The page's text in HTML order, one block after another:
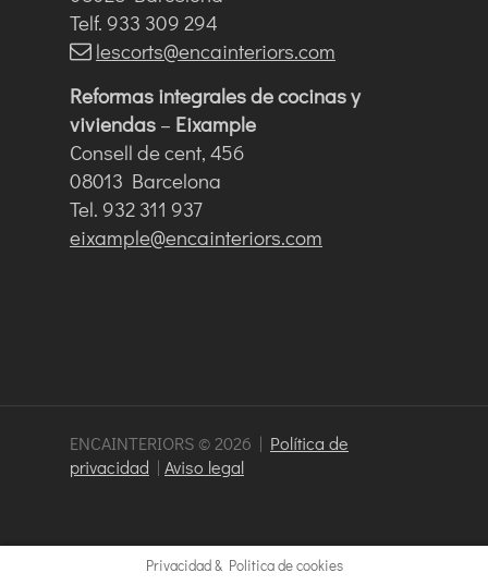
Telf. 933 309 294
lescorts@encainteriors.com
Reformas integrales de cocinas y
viviendas – Eixample
Consell de cent, 456
08013 Barcelona
Tel. 932 311 937
eixample@encainteriors.com
ENCAINTERIORS © 2026 | Política de
privacidad | Aviso legal
Privacidad & Politica de cookies